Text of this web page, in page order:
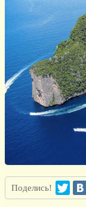
Поделись!